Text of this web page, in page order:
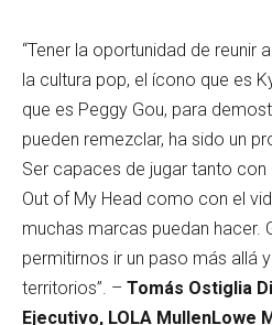
“Tener la oportunidad de reunir
la cultura pop, el ícono que es
que es Peggy Gou, para
pueden remezclar, ha sido un
Ser capaces de jugar tanto con
Out of My Head como con el
muchas marcas puedan hacer.
permitirnos ir un paso más allá
territorios”. – Tomás Ostiglia
Ejecutivo, LOLA MullenLowe